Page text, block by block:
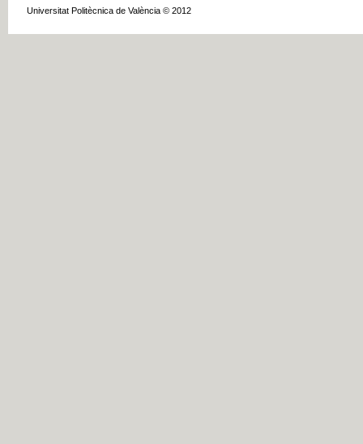
Universitat Politècnica de València © 2012